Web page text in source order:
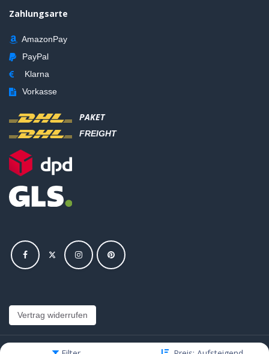
Zahlungsarte
AmazonPay
PayPal
Klarna
Vorkasse
PAKET
FREIGHT
Vertrag widerrufen